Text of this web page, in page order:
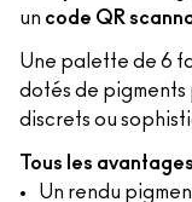
un code QR
Une palette de 6
dotés de pigments
discrets ou
Tous les avantages
Un rendu